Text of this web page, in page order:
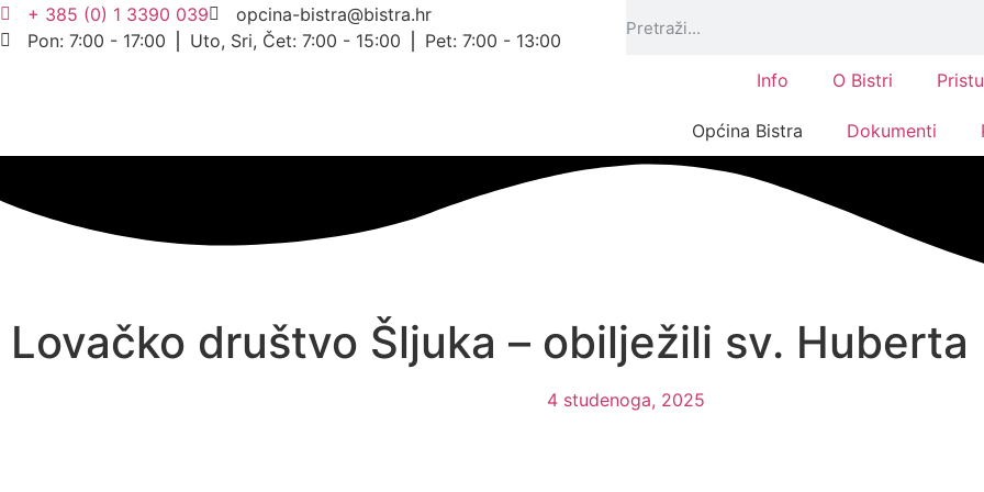
+ 385 (0) 1 3390 039
opcina-bistra@bistra.hr
Pon: 7:00 - 17:00 ⎪ Uto, Sri, Čet: 7:00 - 15:00 ⎪ Pet: 7:00 - 13:00
Info
O Bistri
Općina Bistra Dokumenti
Lovačko društvo Šljuka – obilježili sv. Huberta
4 studenoga, 2025